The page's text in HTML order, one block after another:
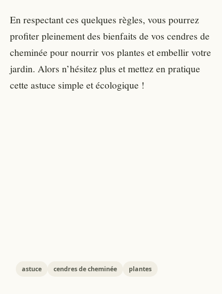
En respectant ces quelques règles, vous pourrez
profiter pleinement des bienfaits de vos cendres de
cheminée pour nourrir vos plantes et embellir votre
jardin. Alors n’hésitez plus et mettez en pratique
cette astuce simple et écologique !
astuce cendres de cheminée plantes